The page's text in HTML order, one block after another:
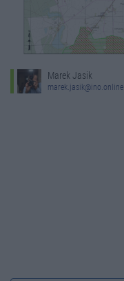
Marek Jasik
marek.jasik@ino.online